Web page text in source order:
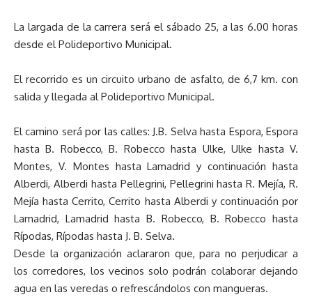
La largada de la carrera será el sábado 25, a las 6.00 horas
desde el Polideportivo Municipal.
El recorrido es un circuito urbano de asfalto, de 6,7 km. con
salida y llegada al Polideportivo Municipal.
El camino será por las calles: J.B. Selva hasta Espora, Espora
hasta B. Robecco, B. Robecco hasta Ulke, Ulke hasta V.
Montes, V. Montes hasta Lamadrid y continuación hasta
Alberdi, Alberdi hasta Pellegrini, Pellegrini hasta R. Mejía, R.
Mejía hasta Cerrito, Cerrito hasta Alberdi y continuación por
Lamadrid, Lamadrid hasta B. Robecco, B. Robecco hasta
Rípodas, Rípodas hasta J. B. Selva.
Desde la organización aclararon que, para no perjudicar a
los corredores, los vecinos solo podrán colaborar dejando
agua en las veredas o refrescándolos con mangueras.